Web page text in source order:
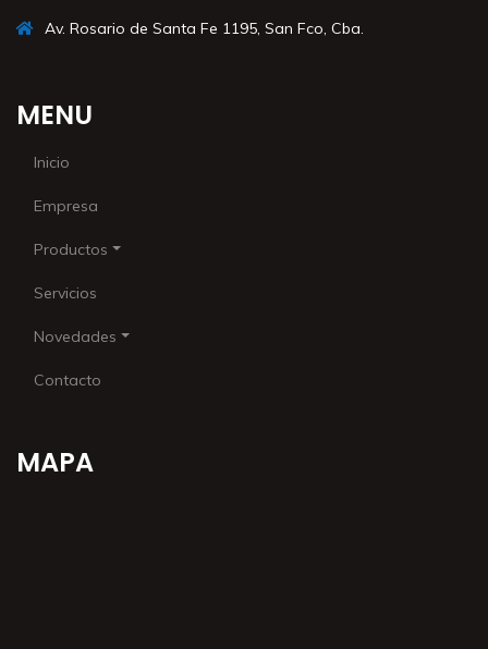
Av. Rosario de Santa Fe 1195, San Fco, Cba.
MENU
Inicio
Empresa
Productos
Servicios
Novedades
Contacto
MAPA